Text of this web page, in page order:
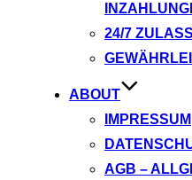
24/7
ABOUT
IMPRESSUM
AGB –